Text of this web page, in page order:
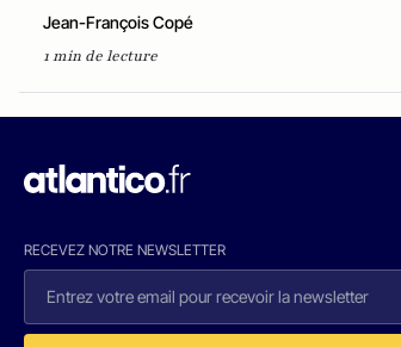
Jean-François Copé
1 min de lecture
RECEVEZ NOTRE NEWSLETTER